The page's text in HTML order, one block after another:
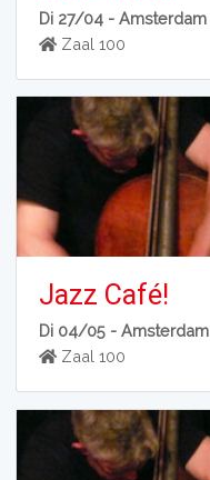
Di 27/04 -Amsterdam
Zaal 100
Jazz Café!
Di 04/05 -Amsterdam
Zaal 100